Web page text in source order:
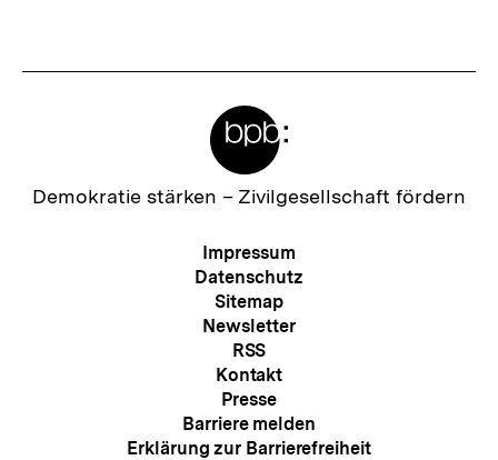
Zur
Demokratie stärken – Zivilgesellschaft fördern
Meta-
Navigation
Impressum
Datenschutz
Sitemap
Newsletter
RSS
Kontakt
Presse
Barriere melden
Erklärung zur Barrierefreiheit